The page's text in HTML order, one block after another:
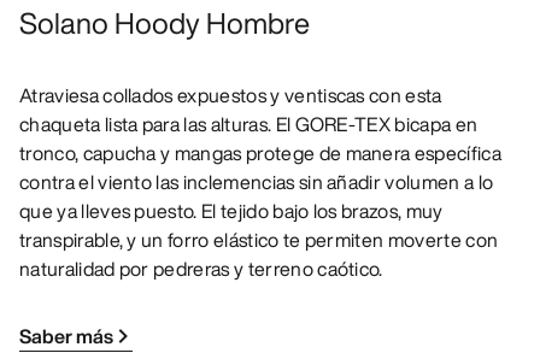
Solano Hoody Hombre
Atraviesa collados expuestos y ventiscas con esta
chaqueta lista para las alturas. El GORE-TEX bicapa en
tronco, capucha y mangas protege de manera específica
contra el viento las inclemencias sin añadir volumen a lo
que ya lleves puesto. El tejido bajo los brazos, muy
transpirable, y un forro elástico te permiten moverte con
naturalidad por pedreras y terreno caótico.
Saber más